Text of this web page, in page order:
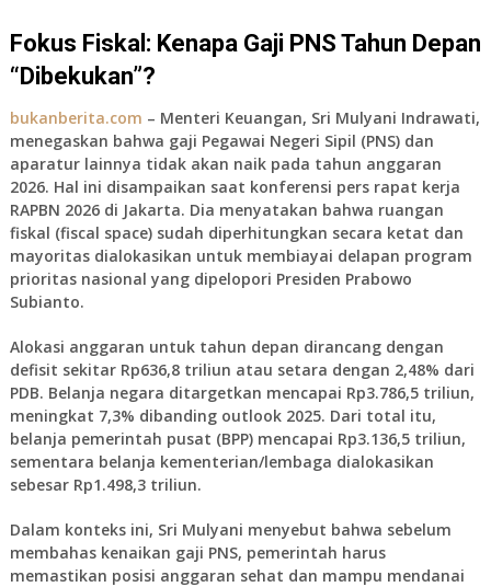
Fokus Fiskal: Kenapa Gaji PNS Tahun Depan
“Dibekukan”?
bukanberita.com – Menteri Keuangan, Sri Mulyani Indrawati,
menegaskan bahwa gaji Pegawai Negeri Sipil (PNS)dan
aparatur lainnya tidak akan naikpada tahun anggaran
2026. Hal ini disampaikan saat konferensi pers rapat kerja
RAPBN 2026 di Jakarta. Dia menyatakan bahwa ruangan
fiskal (fiscal space) sudah diperhitungkan secara ketat dan
mayoritas dialokasikan untuk membiayai delapan program
prioritas nasional yang dipelopori Presiden Prabowo
Subianto.
Alokasi anggaran untuk tahun depan dirancang dengan
defisit sekitar Rp636,8 triliun atau setara dengan 2,48% dari
PDB. Belanja negara ditargetkan mencapai Rp3.786,5 triliun,
meningkat 7,3% dibanding outlook 2025. Dari total itu,
belanja pemerintah pusat (BPP)mencapai Rp3.136,5 triliun,
sementara belanja kementerian/lembaga dialokasikan
sebesar Rp1.498,3 triliun.
Dalam konteks ini, Sri Mulyani menyebut bahwa sebelum
membahas kenaikan gaji PNS, pemerintah harus
memastikan posisi anggaran sehat dan mampu mendanai